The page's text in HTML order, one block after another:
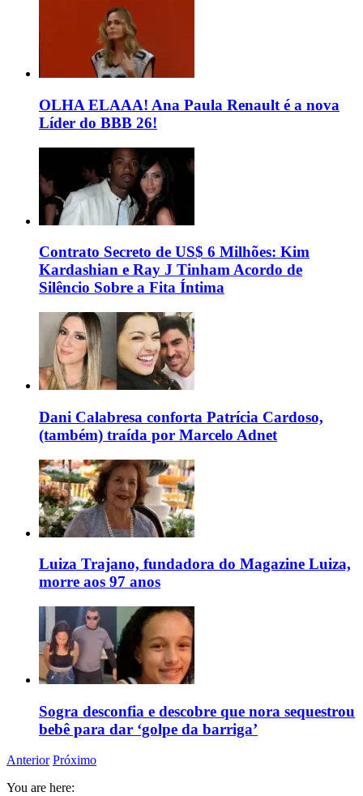
OLHA ELAAA! Ana Paula Renault é a nova
Líder do BBB 26!
Contrato Secreto de US$ 6 Milhões: Kim
Kardashian e Ray J Tinham Acordo de
Silêncio Sobre a Fita Íntima
Dani Calabresa conforta Patrícia Cardoso,
(também) traída por Marcelo Adnet
Luiza Trajano, fundadora do Magazine Luiza,
morre aos 97 anos
Sogra desconfia e descobre que nora sequestrou
bebê para dar ‘golpe da barriga’
Anterior Próximo
You are here: